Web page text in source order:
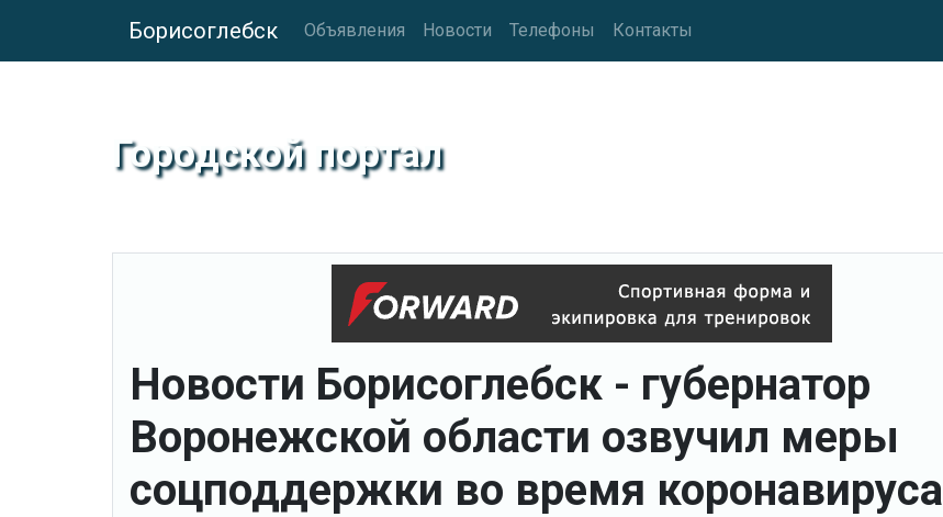
Борисоглебск Объявления Новости Телефоны Контакты
Городской портал
Новости Борисоглебск - губернатор
Воронежской области озвучил меры
соцподдержки во время коронавируса